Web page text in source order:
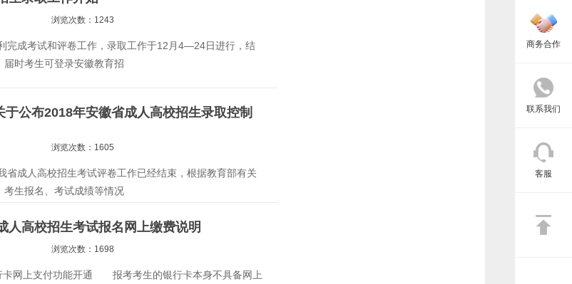
商务合作
联系我们
客服
浏览次数：1243
成考试和评卷工作，录取工作于12月4—24日进行，结
时考生可登录安徽教育招
公布2018年安徽省成人高校招生录取控制
浏览次数：1605
人高校招生考试评卷工作已经结束，根据教育部有关
生报名、考试成绩等情况
人高校招生考试报名网上缴费说明
浏览次数：1698
上支付功能开通 报考考生的银行卡本身不具备网上